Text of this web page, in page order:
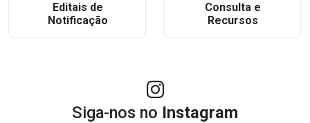
Editais de
Notificação
Consulta e
Recursos
Siga-nos no Instagram